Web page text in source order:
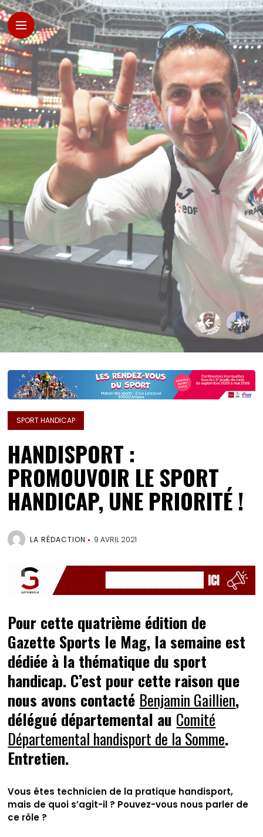
SPORT HANDICAP
HANDISPORT :
PROMOUVOIR LE SPORT
HANDICAP, UNE PRIORITÉ !
LA RÉDACTION 9 AVRIL 2021
Pour cette quatrième édition de
Gazette Sports le Mag, la semaine est
dédiée à la thématique du sport
handicap. C’est pour cette raison que
nous avons contacté Benjamin Gaillien,
délégué départemental au Comité
Départemental handisport de la Somme.
Entretien.
Vous êtes technicien de la pratique handisport,
mais de quoi s’agit-il ? Pouvez-vous nous parler de
ce rôle ?